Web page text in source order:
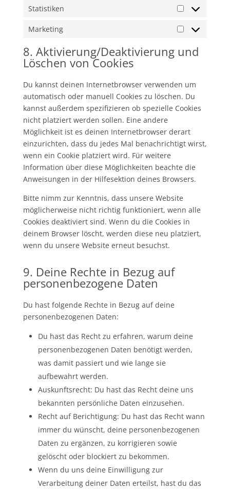
Statistiken
Statistiken
Marketing
Marketing
8. Aktivierung/Deaktivierung und
Löschen von Cookies
Du kannst deinen Internetbrowser verwenden um
automatisch oder manuell Cookies zu löschen. Du
kannst außerdem spezifizieren ob spezielle Cookies
nicht platziert werden sollen. Eine andere
Möglichkeit ist es deinen Internetbrowser derart
einzurichten, dass du jedes Mal benachrichtigt wirst,
wenn ein Cookie platziert wird. Für weitere
Information über diese Möglichkeiten beachte die
Anweisungen in der Hilfesektion deines Browsers.
Bitte nimm zur Kenntnis, dass unsere Website
möglicherweise nicht richtig funktioniert, wenn alle
Cookies deaktiviert sind. Wenn du die Cookies in
deinem Browser löscht, werden diese neu platziert,
wenn du unsere Website erneut besuchst.
9. Deine Rechte in Bezug auf
personenbezogene Daten
Du hast folgende Rechte in Bezug auf deine
personenbezogenen Daten:
Du hast das Recht zu erfahren, warum deine
personenbezogenen Daten benötigt werden,
was damit passiert und wie lange sie
aufbewahrt werden.
Auskunftsrecht: Du hast das Recht deine uns
bekannten persönliche Daten einzusehen.
Recht auf Berichtigung: Du hast das Recht wann
immer du wünscht, deine personenbezogenen
Daten zu ergänzen, zu korrigieren sowie
gelöscht oder blockiert zu bekommen.
Wenn du uns deine Einwilligung zur
Verarbeitung deiner Daten erteilst, hast du das